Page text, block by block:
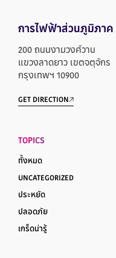
การไฟฟ้าส่วนภูมิภาค
200 ถนนงามวงศ์วาน
แขวงลาดยาว เขตจตุจักร
กรุงเทพฯ 10900
GET DIRECTION
TOPICS
ทั้งหมด
UNCATEGORIZED
ประหยัด
ปลอดภัย
เกร็ดน่ารู้